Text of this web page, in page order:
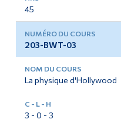
45
203-BWT-03
La physique d'Hollywood
3 - 0 - 3